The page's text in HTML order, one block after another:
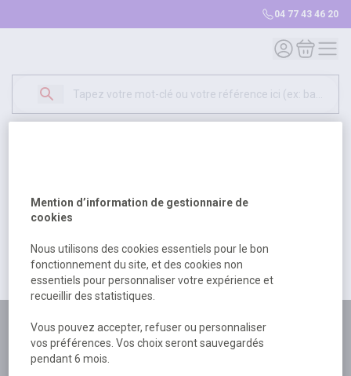
04 77 43 46 20
Mon compte
Mon
500
excuser pour la gêne occasionée.
Retour Retour à l'accueil
Plus de 180 personnes
à votre écoute
Plus de 80 000 références
Mention d’information de gestionnaire de
cookies
Nous utilisons des cookies essentiels pour le bon
fonctionnement du site, et des cookies non
essentiels pour personnaliser votre expérience et
recueillir des statistiques.
Vous pouvez accepter, refuser ou personnaliser
vos préférences. Vos choix seront sauvegardés
pendant 6 mois.